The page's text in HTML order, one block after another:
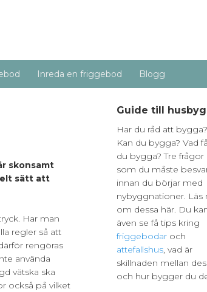
Inreda en friggebod Blogg
skonsamt
sätt att
Har man
regler så att
rengöras
använda
vätska ska
också på vilket
Guide till
Har du råd att bygga?
Kan du bygga? Vad
du bygga? Tre frågor
som du måste
innan du börjar med
nybyggnationer. Läs
om dessa här. Du
även se få tips kring
friggebodar och
attefallshus, vad är
skillnaden mellan
och hur bygger du